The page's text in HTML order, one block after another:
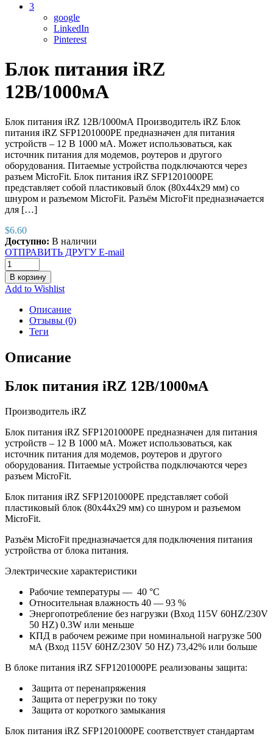
3
google
LinkedIn
Pinterest
Блок питания iRZ
12В/1000мА
Блок питания iRZ 12В/1000мА Производитель iRZ Блок
питания iRZ SFP1201000PE предназначен для питания
устройств – 12 В 1000 мА. Может использоваться, как
источник питания для модемов, роутеров и другого
оборудования. Питаемые устройства подключаются через
разъем MicroFit. Блок питания iRZ SFP1201000PE
представляет собой пластиковый блок (80x44x29 мм) со
шнуром и разъемом MicroFit. Разъём MicroFit предназначается
для […]
$6.60
Доступно: В наличии
ОТПРАВИТЬ ДРУГУ E-mail
В корзину
Add to Wishlist
Описание
Отзывы (0)
Теги
Описание
Блок питания iRZ 12В/1000мА
Производитель iRZ
Блок питания iRZ SFP1201000PE предназначен для питания
устройств – 12 В 1000 мА. Может использоваться, как
источник питания для модемов, роутеров и другого
оборудования. Питаемые устройства подключаются через
разъем MicroFit.
Блок питания iRZ SFP1201000PE представляет собой
пластиковый блок (80x44x29 мм) со шнуром и разъемом
MicroFit.
Разъём MicroFit предназначается для подключения питания
устройства от блока питания.
Электрические характеристики
Рабочие температуры ― 40 °C
Относительная влажность 40 ― 93 %
Энергопотребление без нагрузки (Вход 115V 60HZ/230V
50 HZ) 0.3W или меньше
КПД в рабочем режиме при номинальной нагрузке 500
мА (Вход 115V 60HZ/230V 50 HZ) 73,42% или больше
В блоке питания iRZ SFP1201000PE реализованы защита:
Защита от перенапряжения
Защита от перегрузки по току
Защита от короткого замыкания
Блок питания iRZ SFP1201000PE соответствует стандартам